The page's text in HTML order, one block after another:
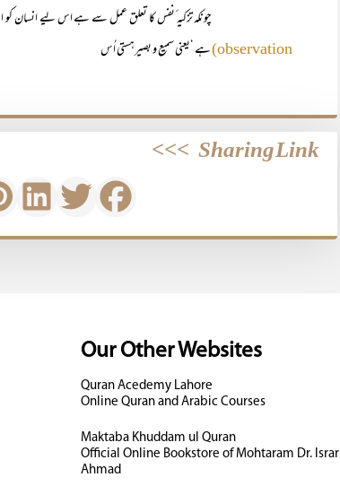
چونکہ تزکیہ ٔنفس کا تعلق عمل سے ہے اس لیے انسان کو اس حقیقت
observation) ہے ‘یعنی سمیع و بصیرہستی اُس
Sharing Link
>>>
Our Other Websites
Quran Acedemy Lahore
Online Quran and Arabic Courses
Maktaba Khuddam ul Quran
Official Online Bookstore of Mohtaram Dr. Israr
Ahmad